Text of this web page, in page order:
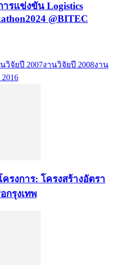
ารแข่งขัน Logistics
@BITEC
วิจัยปี 2007งานวิจัยปี 2008งาน
รงการ: โครงสร้างอัตรา
กรุงเทพ